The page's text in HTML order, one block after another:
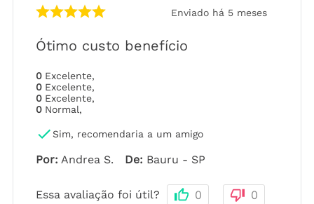
Enviado há 5 meses
Ótimo custo benefício
0 Excelente,
0 Excelente,
0 Excelente,
0 Normal,
Sim, recomendaria a um amigo
Por: Andrea S. De: Bauru - SP
Essa avaliação foi útil? 0 0